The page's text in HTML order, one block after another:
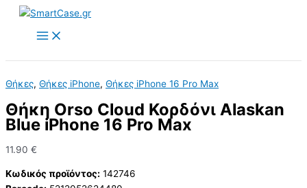
Skip
content
Θήκες, Θήκες iPhone, Θήκες iPhone 16 Pro Max
Θήκη Orso Cloud Κορδόνι Alaskan
Blue iPhone 16 Pro Max
11.90 €
Κωδικός προϊόντος: 142746